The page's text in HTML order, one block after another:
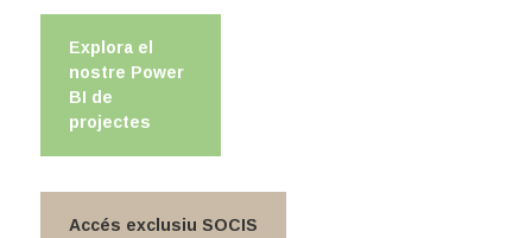
Explora el
nostre Power
BI de
projectes
Accés exclusiu SOCIS